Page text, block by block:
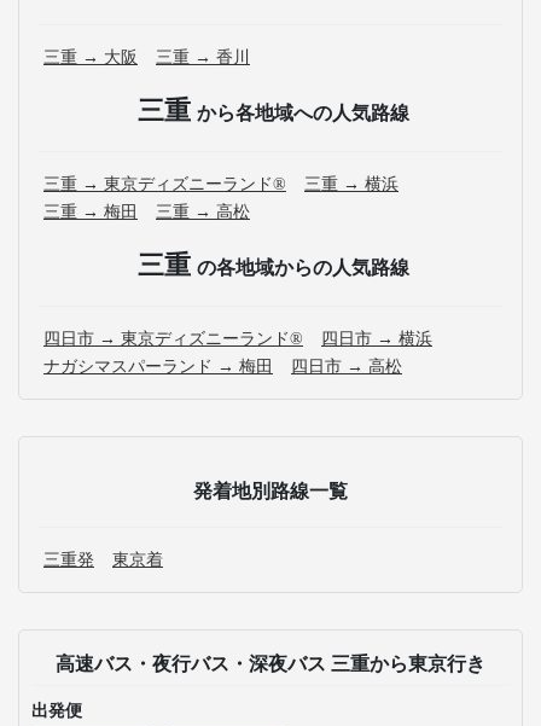
三重 → 大阪 三重 → 香川
三重 から各地域への人気路線
三重 → 東京ディズニーランド®
三重 → 横浜
三重 → 梅田
三重 → 高松
三重 の各地域からの人気路線
四日市 → 東京ディズニーランド®
四日市 → 横浜
ナガシマスパーランド → 梅田
四日市 → 高松
発着地別路線一覧
三重発 東京着
高速バス・夜行バス・深夜バス 三重から東京行き
出発便